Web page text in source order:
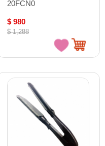
20FCN0
$ 980
$ 1,288